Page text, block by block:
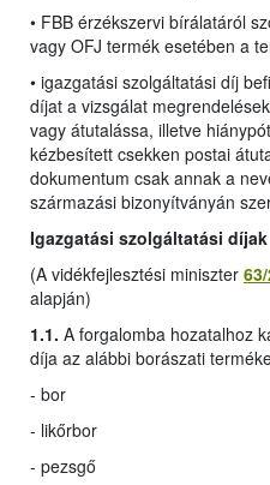
• FBB érzékszervi bírálatáról
vagy OFJ termék esetében a
• igazgatási szolgáltatási díj
díjat a vizsgálat
vagy átutalássa, illetve
kézbesített csekken postai
dokumentum csak annak a
származási bizonyítványán
Igazgatási szolgáltatási díjak
(A vidékfejlesztési miniszter
alapján)
1.1. A forgalomba hozatalhoz
díja az alábbi borászati
- bor
- likőrbor
- pezsgő